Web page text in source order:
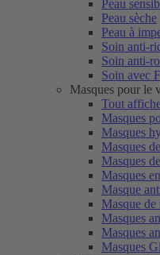
Peau
Peau sèche
Peau à
Soin anti-
Soin anti-
Soin avec
Masques pour le
Tout
Masques
Masques
Masques
Masques
Masques
Masque
Masque
Masques
Masques
Masques